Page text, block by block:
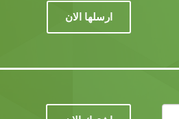
ارسلها الان